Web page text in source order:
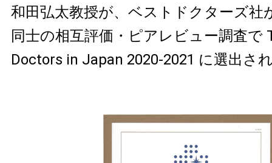
和田弘太教授が、ベストドクターズ社
同士の相互評価・ピアレビュー調査で
Doctors in Japan 2020-2021 に選出さ